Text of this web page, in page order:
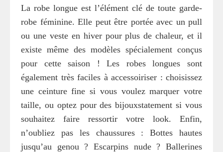
La robe longue est l’élément clé de toute garde-
robe féminine. Elle peut être portée avec un pull
ou une veste en hiver pour plus de chaleur, et il
existe même des modèles spécialement conçus
pour cette saison ! Les robes longues sont
également très faciles à accessoiriser : choisissez
une ceinture fine si vous voulez marquer votre
taille, ou optez pour des bijouxstatement si vous
souhaitez faire ressortir votre look. Enfin,
n’oubliez pas les chaussures : Bottes hautes
jusqu’au genou ? Escarpins nude ? Ballerines